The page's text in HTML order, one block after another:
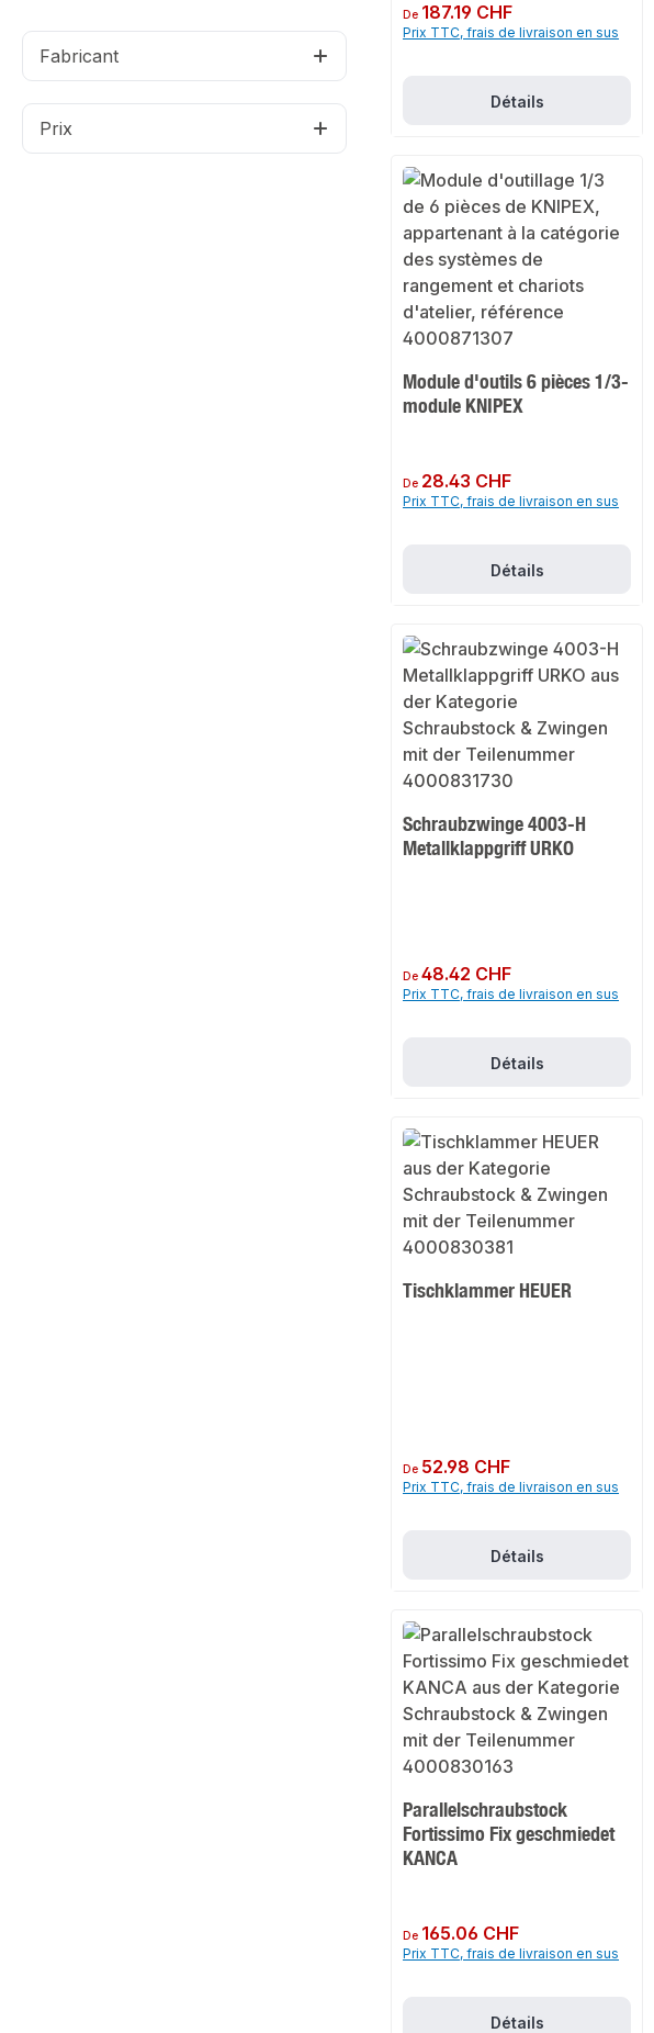
Fabricant
Prix
Prix régulier :
De 187.19 CHF
Prix TTC, frais de livraison en sus
Détails
Module d'outils 6 pièces 1/3-
module KNIPEX
Prix régulier :
De 28.43 CHF
Prix TTC, frais de livraison en sus
Détails
Schraubzwinge 4003-H
Metallklappgriff URKO
Prix régulier :
De48.42 CHF
Prix TTC, frais de livraison en sus
Détails
Tischklammer HEUER
Prix régulier :
De 52.98 CHF
Prix TTC, frais de livraison en sus
Détails
Parallelschraubstock
Fortissimo Fix geschmiedet
KANCA
Prix régulier :
De 165.06 CHF
Prix TTC, frais de livraison en sus
Détails